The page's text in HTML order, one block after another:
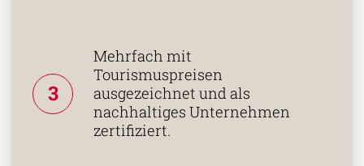
3
Mehrfach mit
Tourismuspreisen
ausgezeichnet und als
nachhaltiges Unternehmen
zertifiziert.